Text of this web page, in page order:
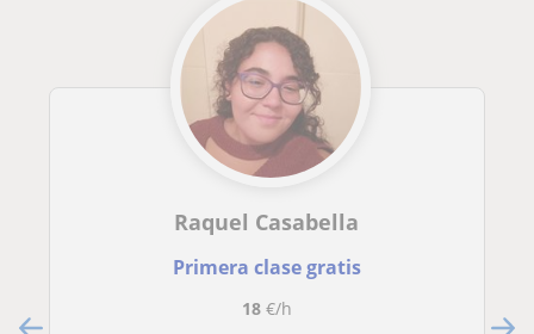
Raquel Casabella
Primera clase gratis
18€/h